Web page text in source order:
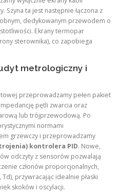
Szyna ta jest następnie łączona z
dedykowanym przewodem o
Ekrany termopar
sterownika), co zapobiega
metrologiczny i
przeprowadzamy pełen pakiet
pętli zwarcia oraz
lub trójprzewodową. Po
normami
grzewczy i przeprowadzamy
kontrolera PID. Nowe,
odczyty z sensorów pozwalają
członów proporcjonalnych,
Td​), przywracając idealnie płaski
skoków i oscylacji.